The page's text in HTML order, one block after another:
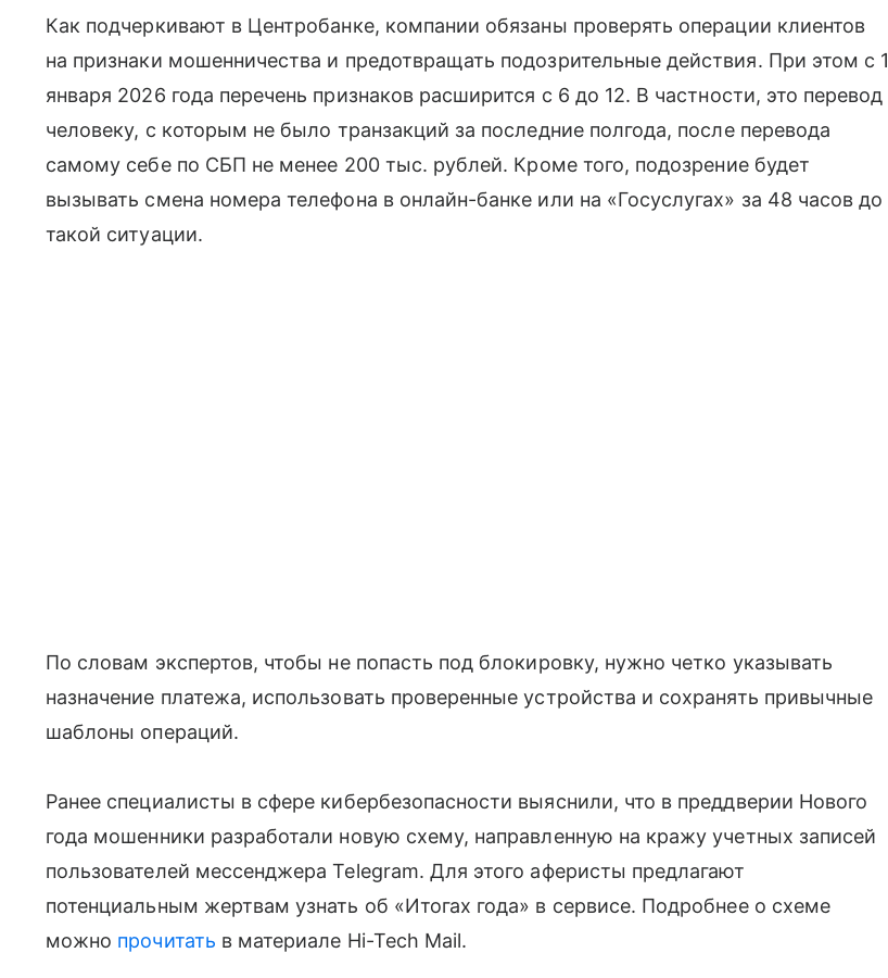
Как подчеркивают в Центробанке, компании обязаны проверять операции клиентов
на признаки мошенничества и предотвращать подозрительные действия. При этом с 1
января 2026 года перечень признаков расширится с 6 до 12. В частности, это перевод
человеку, с которым не было транзакций за последние полгода, после перевода
самому себе по СБП не менее 200 тыс. рублей. Кроме того, подозрение будет
вызывать смена номера телефона в онлайн-банке или на «Госуслугах» за 48 часов до
такой ситуации.
По словам экспертов, чтобы не попасть под блокировку, нужно четко указывать
назначение платежа, использовать проверенные устройства и сохранять привычные
шаблоны операций.
Ранее специалисты в сфере кибербезопасности выяснили, что в преддверии Нового
года мошенники разработали новую схему, направленную на кражу учетных записей
пользователей мессенджера Telegram. Для этого аферисты предлагают
потенциальным жертвам узнать об «Итогах года» в сервисе. Подробнее о схеме
можно прочитать в материале Hi-Tech Mail.